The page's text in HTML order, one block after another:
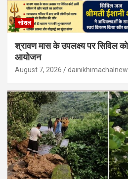
सोशल
श्रावण मास के उपलक्ष्य पर सिविल
आयोजन
August 7, 2026